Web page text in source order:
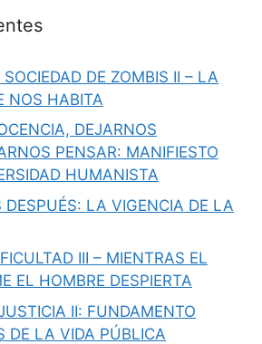
DE ZOMBIS II – LA
NOS HABITA
DEJARNOS
PENSAR: MANIFIESTO
HUMANISTA
DESPUÉS: LA VIGENCIA DE LA
III – MIENTRAS EL
EL HOMBRE DESPIERTA
II: FUNDAMENTO
DE LA VIDA PÚBLICA